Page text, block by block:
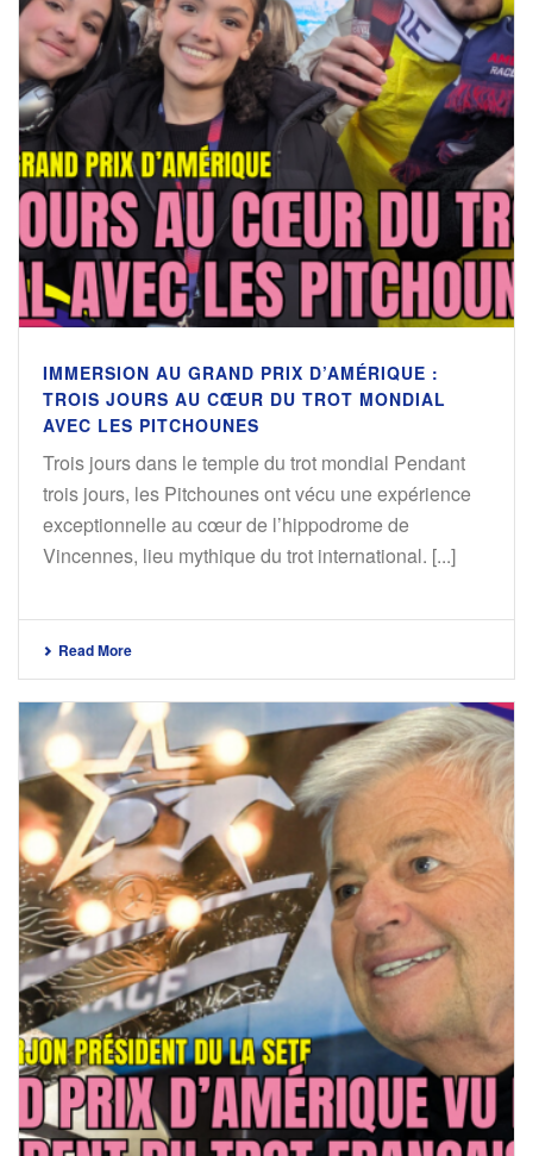
IMMERSION AU GRAND PRIX D’AMÉRIQUE :
TROIS JOURS AU CŒUR DU TROT MONDIAL
AVEC LES PITCHOUNES
Trois jours dans le temple du trot mondial Pendant
trois jours, les Pitchounes ont vécu une expérience
exceptionnelle au cœur de l’hippodrome de
Vincennes, lieu mythique du trot international. [...]
Read More